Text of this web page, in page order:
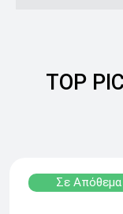
TOP
Σε Απόθεμα